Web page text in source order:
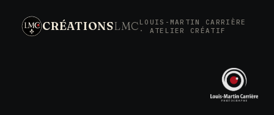
Créations LMC,
CRÉATIONSLMC LOUIS-MARTIN CARRIÈRE
· ATELIER CRÉATIF